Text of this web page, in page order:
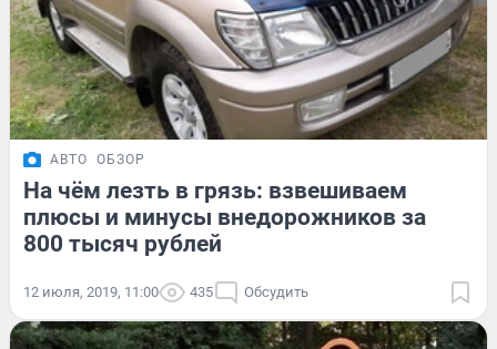
АВТО ОБЗОР
На чём лезть в грязь: взвешиваем
плюсы и минусы внедорожников за
800 тысяч рублей
12 июля, 2019, 11:00 435 Обсудить